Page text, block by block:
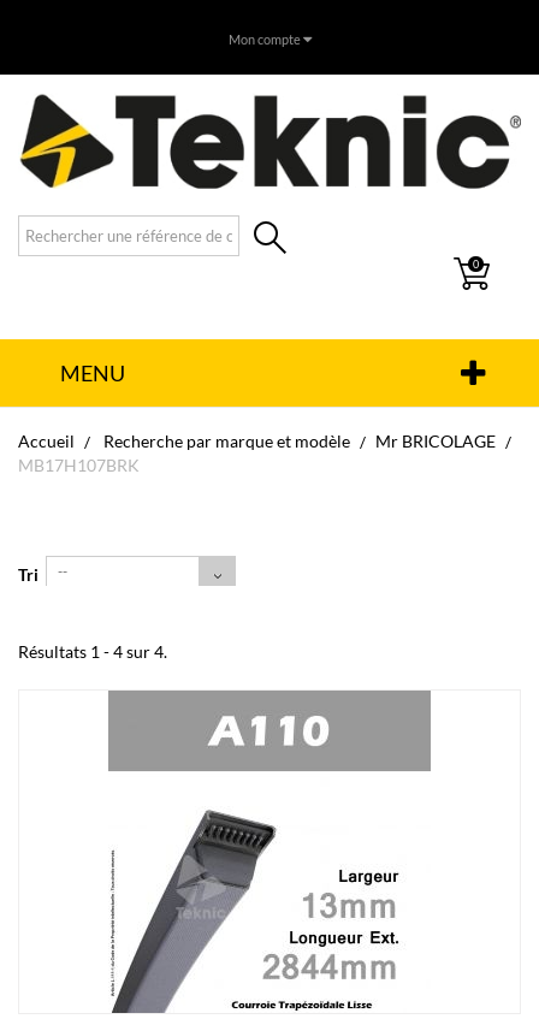
Mon compte
0
MENU
Accueil Recherche par marque et modèle
Mr BRICOLAGE
MB17H107BRK
Tri --
Résultats 1 - 4 sur 4.